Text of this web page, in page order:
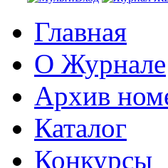
Главная
О Журнале
Архив
Каталог
Конкурсы